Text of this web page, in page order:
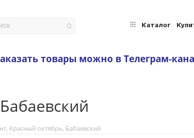
Каталог
товары можно в Телеграм-
Красный октябрь, Бабаевский